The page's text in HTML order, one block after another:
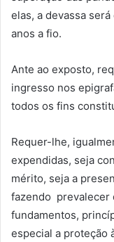
elas, a devassa
anos a fio.
Ante ao exposto,
ingresso nos
todos os fins
Requer-lhe,
expendidas, seja
mérito, seja a
fazendo prevalecer
fundamentos,
especial a proteção